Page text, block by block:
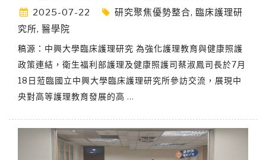
2025-07-22 研究聚焦優勢整合, 臨床護理研
究所, 醫學院
稿源：中興大學臨床護理研究 為強化護理教育與健康照護
政策連結，衛生福利部護理及健康照護司蔡淑鳳司長於7月
18日蒞臨國立中興大學臨床護理研究所參訪交流，展現中
央對高等護理教育發展的高 …